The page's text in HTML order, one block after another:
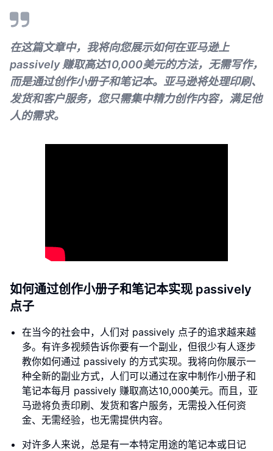
在这篇文章中，我将向您展示如何在亚马逊上
passively 赚取高达10,000美元的方法，无需写作，
而是通过创作小册子和笔记本。亚马逊将处理印刷、
发货和客户服务，您只需集中精力创作内容，满足他
人的需求。
如何通过创作小册子和笔记本实现 passively
点子
在当今的社会中，人们对 passively 点子的追求越来越
多。有许多视频告诉你要有一个副业，但很少有人逐步
教你如何通过 passively 的方式实现。我将向你展示一
种全新的副业方式，人们可以通过在家中制作小册子和
笔记本每月 passively 赚取高达10,000美元。而且，亚
马逊将负责印刷、发货和客户服务，无需投入任何资
金、无需经验，也无需提供内容。
对许多人来说，总是有一本特定用途的笔记本或日记